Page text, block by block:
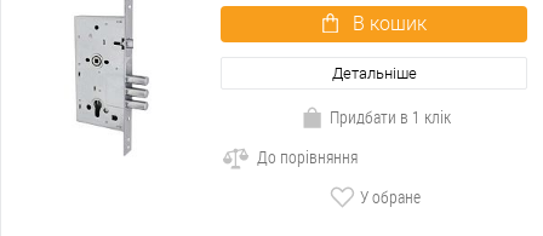
В кошик
Детальніше
Придбати в 1 клік
До порівняння
У обране